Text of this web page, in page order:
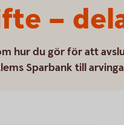
–
hur du gör för att
Sparbank till